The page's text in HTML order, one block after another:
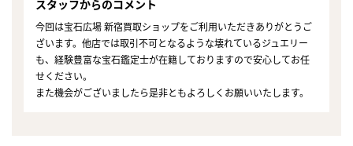
スタッフからのコメント
今回は宝石広場 新宿買取ショップをご利用いただきありがとうご
ざいます。他店では取引不可となるような壊れているジュエリー
も、経験豊富な宝石鑑定士が在籍しておりますので安心してお任
せください。
また機会がございましたら是非ともよろしくお願いいたします。